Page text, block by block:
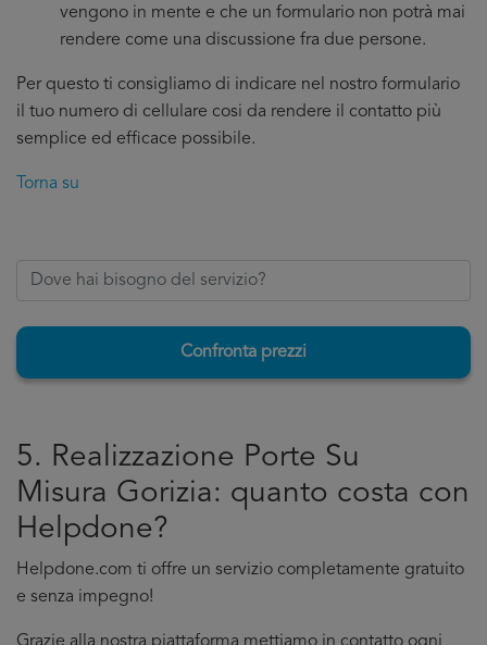
vengono in mente e che un formulario non potrà mai
rendere come una discussione fra due persone.
Per questo ti consigliamo di indicare nel nostro formulario
il tuo numero di cellulare cosi da rendere il contatto più
semplice ed efficace possibile.
Torna su
Confronta prezzi
5. Realizzazione Porte Su
Misura Gorizia: quanto costa con
Helpdone?
Helpdone.com ti offre un servizio completamente gratuito
e senza impegno!